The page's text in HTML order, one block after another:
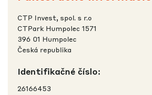
CTP Invest, spol. s r.o
CTPark Humpolec 1571
396 01 Humpolec
Česká republika
Identifikačné číslo:
26166453